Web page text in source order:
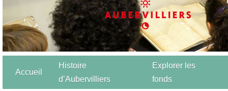
Accueil
Histoire
d’Aubervilliers
Explorer les
fonds